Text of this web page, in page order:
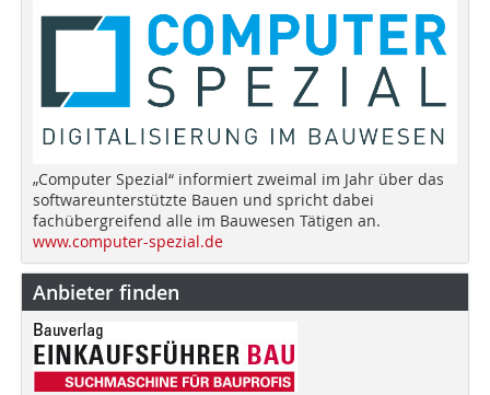
„Computer Spezial“ informiert zweimal im Jahr über das
softwareunterstützte Bauen und spricht dabei
fachübergreifend alle im Bauwesen Tätigen an.
www.computer-spezial.de
Anbieter finden